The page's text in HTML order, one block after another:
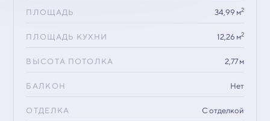
ПЛОЩАДЬ 34,99 м2
ПЛОЩАДЬ КУХНИ 12,26 м2
ВЫСОТА ПОТОЛКА 2,77 м
БАЛКОН Нет
ОТДЕЛКА С отделкой